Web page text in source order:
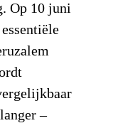
Op 10 juni
–